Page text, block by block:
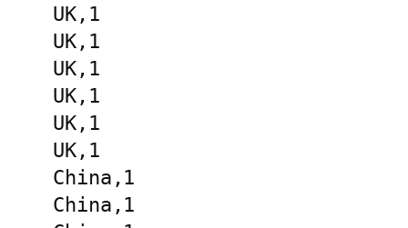
UK,1
UK,1
UK,1
UK,1
UK,1
UK,1
China,1
China,1